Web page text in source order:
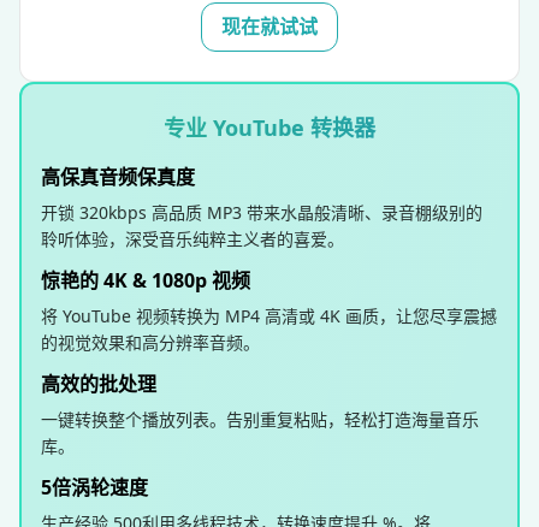
现在就试试
专业 YouTube 转换器
高保真音频保真度
开锁 320kbps 高品质 MP3 带来水晶般清晰、录音棚级别的
聆听体验，深受音乐纯粹主义者的喜爱。
惊艳的 4K & 1080p 视频
将 YouTube 视频转换为 MP4 高清或 4K 画质，让您尽享震撼
的视觉效果和高分辨率音频。
高效的批处理
一键转换整个播放列表。告别重复粘贴，轻松打造海量音乐
库。
5倍涡轮速度